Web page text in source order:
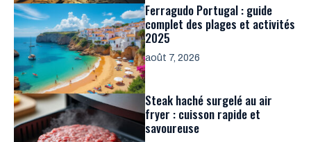
Ferragudo Portugal : guide
complet des plages et activités
2025
août 7, 2026
Steak haché surgelé au air
fryer : cuisson rapide et
savoureuse